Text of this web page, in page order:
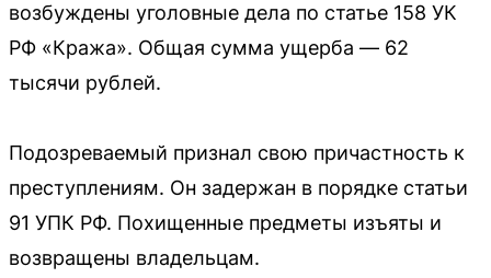
возбуждены уголовные дела по статье 158 УК
РФ «Кража». Общая сумма ущерба — 62
тысячи рублей.
Подозреваемый признал свою причастность к
преступлениям. Он задержан в порядке статьи
91 УПК РФ. Похищенные предметы изъяты и
возвращены владельцам.